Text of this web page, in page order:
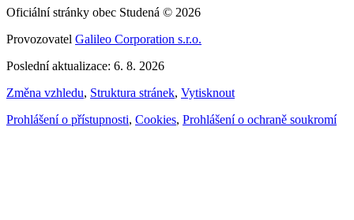
Oficiální stránky obec Studená © 2026
Provozovatel Galileo Corporation s.r.o.
Poslední aktualizace: 6. 8. 2026
Změna vzhledu, Struktura stránek, Vytisknout
Prohlášení o přístupnosti, Cookies, Prohlášení o ochraně soukromí